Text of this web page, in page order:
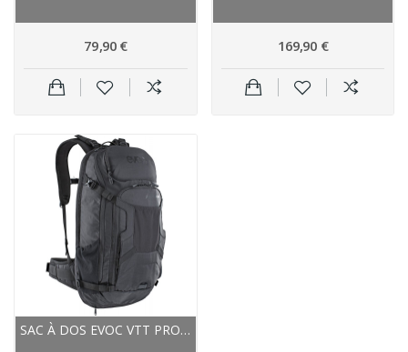
79,90 € 169,90 €
SAC À DOS EVOC VTT PROTECTOR TRAIL E-RIDE 20 NOIR